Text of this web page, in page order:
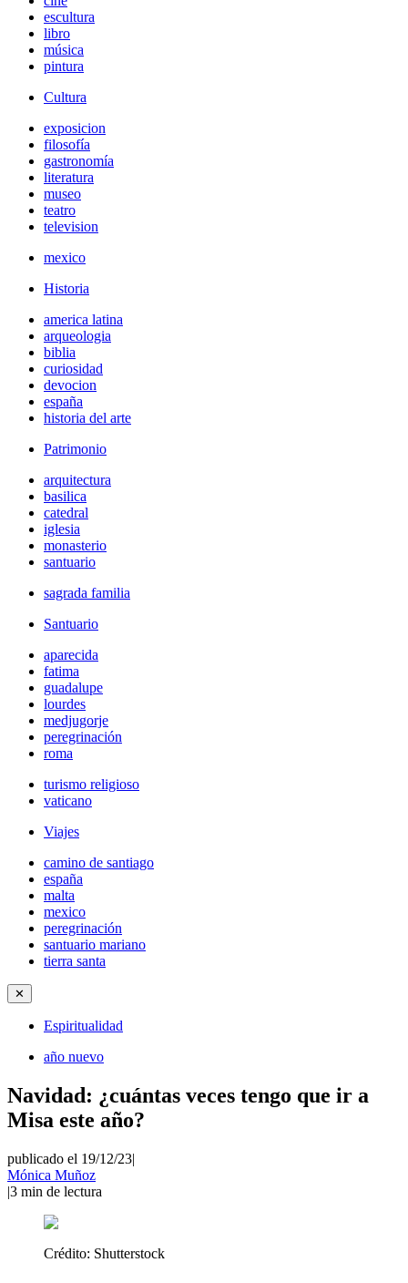
escultura
libro
música
pintura
Cultura
exposicion
filosofía
gastronomía
literatura
museo
teatro
television
mexico
Historia
america latina
arqueologia
biblia
curiosidad
devocion
españa
historia del arte
Patrimonio
arquitectura
basilica
catedral
iglesia
monasterio
santuario
sagrada familia
Santuario
aparecida
fatima
guadalupe
lourdes
medjugorje
peregrinación
roma
turismo religioso
vaticano
Viajes
camino de santiago
españa
malta
mexico
peregrinación
santuario mariano
tierra santa
✕
Espiritualidad
año nuevo
Navidad: ¿cuántas veces tengo que ir a
Misa este año?
publicado el 19/12/23|
Mónica Muñoz
|3 min de lectura
Crédito: Shutterstock